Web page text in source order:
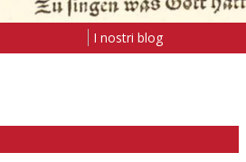
I nostri blog